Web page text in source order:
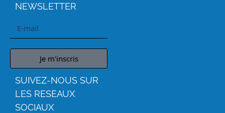
NEWSLETTER
Je m'inscris
SUIVEZ-NOUS SUR
LES RESEAUX
SOCIAUX